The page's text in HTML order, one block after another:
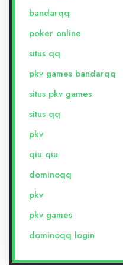
bandarqq
poker online
situs qq
pkv games bandarqq
situs pkv games
situs qq
pkv
qiu qiu
dominoqq
pkv
pkv games
dominoqq login